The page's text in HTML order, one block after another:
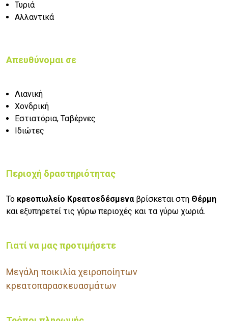
Τυριά
Αλλαντικά
Απευθύνομαι σε
Λιανική
Χονδρική
Εστιατόρια, Ταβέρνες
Ιδιώτες
Περιοχή δραστηριότητας
Το κρεοπωλείο Κρεατοεδέσμενα βρίσκεται στη Θέρμη
και εξυπηρετεί τις γύρω περιοχές και τα γύρω χωριά.
Γιατί να μας προτιμήσετε
Μεγάλη ποικιλία χειροποίητων
κρεατοπαρασκευασμάτων